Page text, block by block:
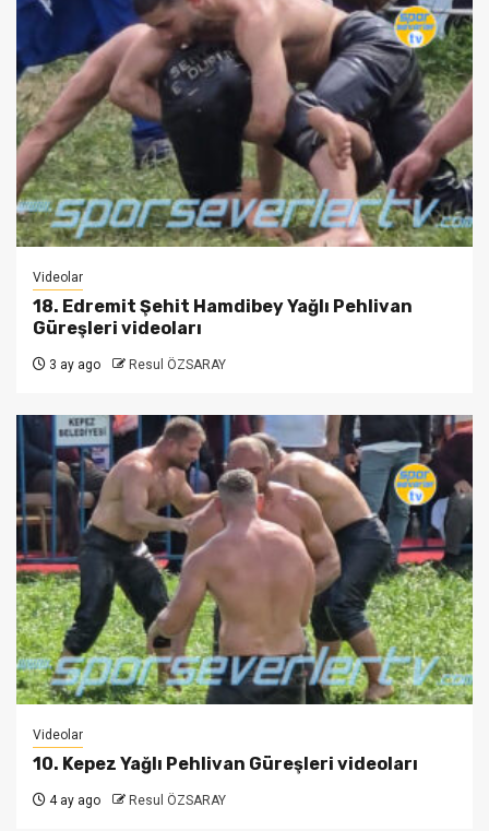
Videolar
18. Edremit Şehit Hamdibey Yağlı Pehlivan
Güreşleri videoları
3 ay ago Resul ÖZSARAY
Videolar
10. Kepez Yağlı Pehlivan Güreşleri videoları
4 ay ago Resul ÖZSARAY